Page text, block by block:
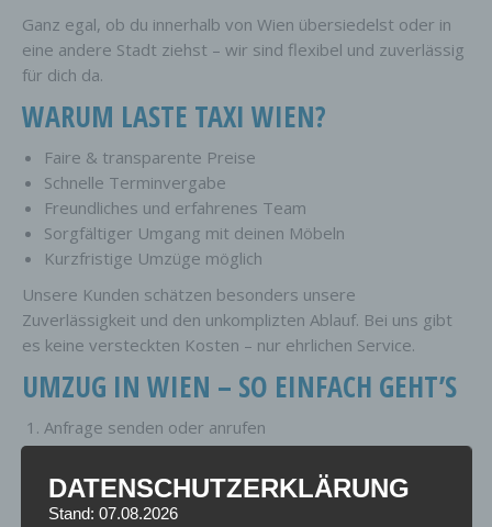
Ganz egal, ob du innerhalb von Wien übersiedelst oder in
eine andere Stadt ziehst – wir sind flexibel und zuverlässig
für dich da.
WARUM LASTE TAXI WIEN?
Faire & transparente Preise
Schnelle Terminvergabe
Freundliches und erfahrenes Team
Sorgfältiger Umgang mit deinen Möbeln
Kurzfristige Umzüge möglich
Unsere Kunden schätzen besonders unsere
Zuverlässigkeit und den unkomplizten Ablauf. Bei uns gibt
es keine versteckten Kosten – nur ehrlichen Service.
UMZUG IN WIEN – SO EINFACH GEHT’S
Anfrage senden oder anrufen
Kostenloses Angebot erhalten
Termin fixieren
Stressfrei umziehen
DATENSCHUTZERKLÄRUNG
Stand: 07.08.2026